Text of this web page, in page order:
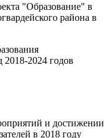
"Образование" в
района в
2018-2024 годов
и достижении
в 2018 году